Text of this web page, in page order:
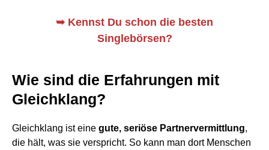
➥ Kennst Du schon die besten
Singlebörsen?
Wie sind die Erfahrungen mit
Gleichklang?
Gleichklang ist eine gute, seriöse Partnervermittlung,
die hält, was sie verspricht. So kann man dort Menschen